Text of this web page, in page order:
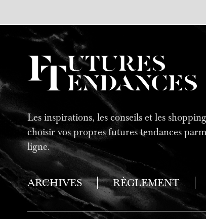
Les inspirations, les conseils et les
choisir vos propres futures tendances
ligne.
ARCHIVES RÈGLEMENT